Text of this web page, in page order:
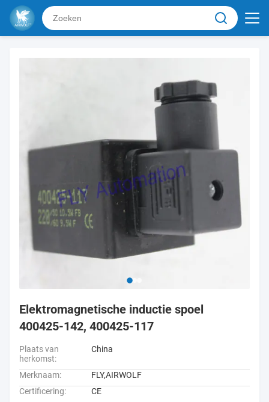
Elektromagnetische inductie spoel
400425-142, 400425-117
Plaats van
herkomst:
China
Merknaam:
FLY,AIRWOLF
Certificering:
CE